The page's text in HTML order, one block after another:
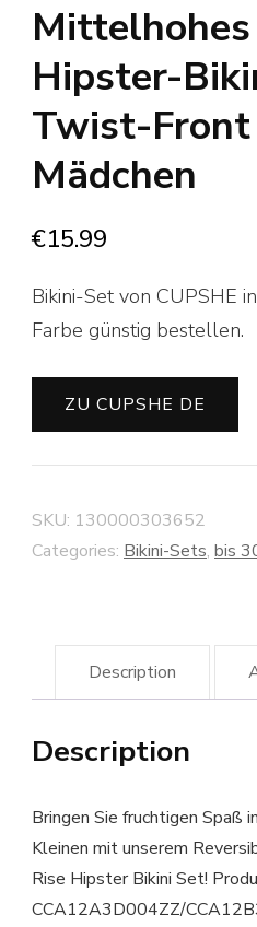
Hipster-
Twist-
Mädchen
€15.99
Bikini-Set von CUPSHE
Farbe günstig bestellen.
ZU CUPSHE DE
SKU: 130000303652
Categories: Bikini-Sets, bis
Description
Description
Bringen Sie fruchtigen Spaß
Kleinen mit unserem
Rise Hipster Bikini Set!
CCA12A3D004ZZ/